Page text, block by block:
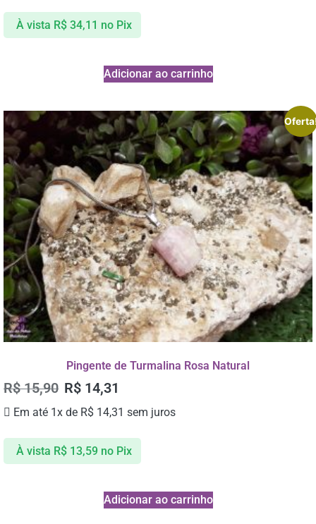
À vista R$34,11 no Pix
Adicionar ao carrinho
Pingente de Turmalina Rosa Natural
R$15,90 R$ 14,31
Em até 1x de R$ 14,31 sem juros
À vista R$13,59 no Pix
Adicionar ao carrinho